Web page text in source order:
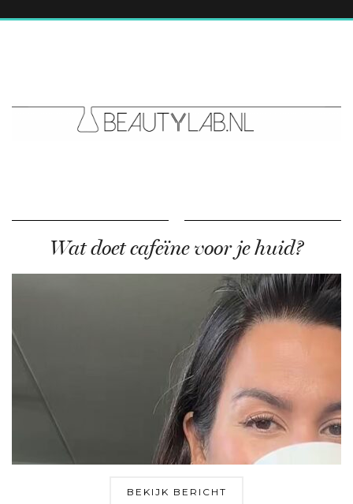
Wat doet cafeïne voor je huid?
BEKIJK BERICHT